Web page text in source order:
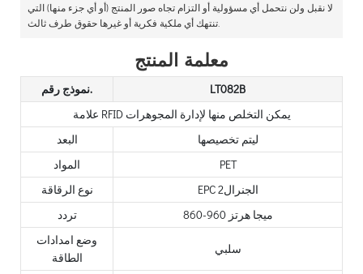
لا نقبل ولن نتحمل أي مسؤولية أو التزام تجاه صور المنتج (أو أي جزء منها) التي
تنتهك أي ملكية فكرية أو غيرها حقوق طرف ثالث.
معلمة المنتج
نموذج رقم.
LT082B
علامة RFID يمكن التخلص منها لإدارة المجوهرات
البعد
ليتم تخصيصها
المواد
PET
نوع الرقاقة
EPC الجنرال2
تردد
860-960 ميجا هرتز
وضع امدادات
الطاقة
سلبي